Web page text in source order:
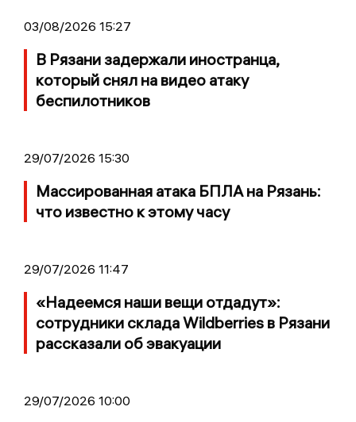
03/08/2026 15:27
В Рязани задержали иностранца,
который снял на видео атаку
беспилотников
29/07/2026 15:30
Массированная атака БПЛА на Рязань:
что известно к этому часу
29/07/2026 11:47
«Надеемся наши вещи отдадут»:
сотрудники склада Wildberries в Рязани
рассказали об эвакуации
29/07/2026 10:00